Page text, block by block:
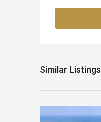
Similar Listings